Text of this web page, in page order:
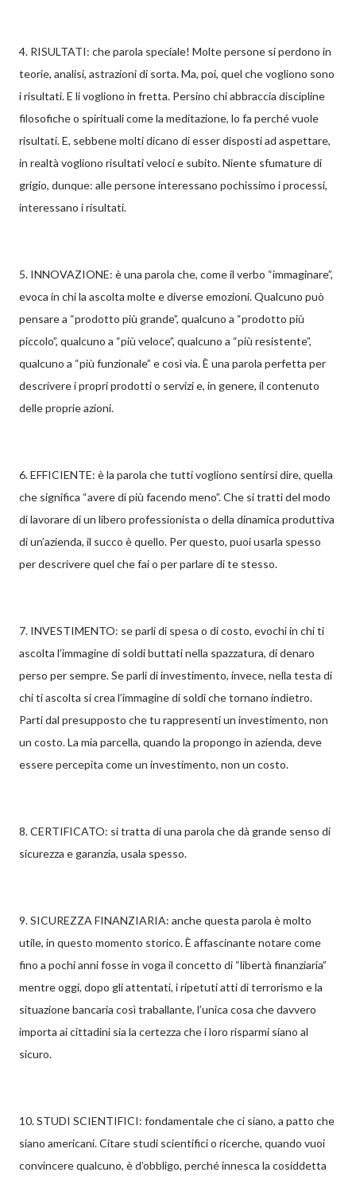
4. RISULTATI: che parola speciale! Molte persone si perdono in
teorie, analisi, astrazioni di sorta. Ma, poi, quel che vogliono sono
i risultati. E li vogliono in fretta. Persino chi abbraccia discipline
filosofiche o spirituali come la meditazione, lo fa perché vuole
risultati. E, sebbene molti dicano di esser disposti ad aspettare,
in realtà vogliono risultati veloci e subito. Niente sfumature di
grigio, dunque: alle persone interessano pochissimo i processi,
interessano i risultati.
5. INNOVAZIONE: è una parola che, come il verbo “immaginare”,
evoca in chi la ascolta molte e diverse emozioni. Qualcuno può
pensare a “prodotto più grande”, qualcuno a “prodotto più
piccolo”, qualcuno a “più veloce”, qualcuno a “più resistente”,
qualcuno a “più funzionale” e così via. È una parola perfetta per
descrivere i propri prodotti o servizi e, in genere, il contenuto
delle proprie azioni.
6. EFFICIENTE: è la parola che tutti vogliono sentirsi dire, quella
che significa “avere di più facendo meno”. Che si tratti del modo
di lavorare di un libero professionista o della dinamica produttiva
di un’azienda, il succo è quello. Per questo, puoi usarla spesso
per descrivere quel che fai o per parlare di te stesso.
7. INVESTIMENTO: se parli di spesa o di costo, evochi in chi ti
ascolta l’immagine di soldi buttati nella spazzatura, di denaro
perso per sempre. Se parli di investimento, invece, nella testa di
chi ti ascolta si crea l’immagine di soldi che tornano indietro.
Parti dal presupposto che tu rappresenti un investimento, non
un costo. La mia parcella, quando la propongo in azienda, deve
essere percepita come un investimento, non un costo.
8. CERTIFICATO: si tratta di una parola che dà grande senso di
sicurezza e garanzia, usala spesso.
9. SICUREZZA FINANZIARIA: anche questa parola è molto
utile, in questo momento storico. È affascinante notare come
fino a pochi anni fosse in voga il concetto di “libertà finanziaria”
mentre oggi, dopo gli attentati, i ripetuti atti di terrorismo e la
situazione bancaria così traballante, l’unica cosa che davvero
importa ai cittadini sia la certezza che i loro risparmi siano al
sicuro.
10. STUDI SCIENTIFICI: fondamentale che ci siano, a patto che
siano americani. Citare studi scientifici o ricerche, quando vuoi
convincere qualcuno, è d’obbligo, perché innesca la cosiddetta